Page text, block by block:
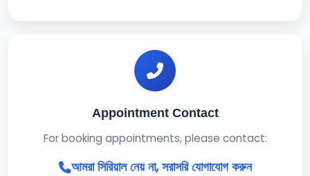
Appointment Contact
For booking appointments, please contact:
আমরা সিরিয়াল নেয় না, সরাসরি যোগাযোগ করুন